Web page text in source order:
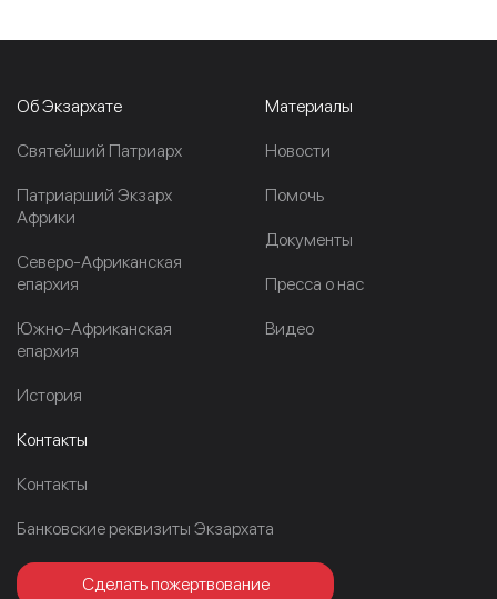
Об Экзархате
Cвятейший Патриарх
Патриарший Экзарх
Африки
Северо-Африканская
епархия
Южно-Африканская
епархия
История
Материалы
Новости
Помочь
Документы
Пресса о нас
Видео
Контакты
Контакты
Банковские реквизиты Экзархата
Сделать пожертвование